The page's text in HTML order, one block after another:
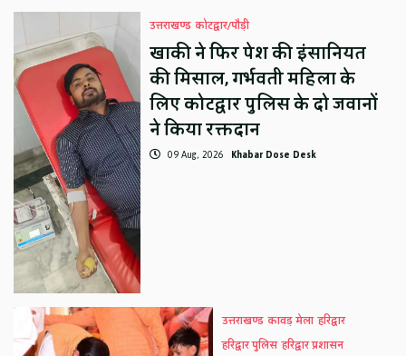
उत्तराखण्ड कोटद्वार/पौड़ी
खाकी ने फिर पेश की इंसानियत
की मिसाल, गर्भवती महिला के
लिए कोटद्वार पुलिस के दो जवानों
ने किया रक्तदान
09 Aug, 2026 Khabar Dose Desk
उत्तराखण्ड कावड़ मेला हरिद्वार
हरिद्वार पुलिस हरिद्वार प्रशासन